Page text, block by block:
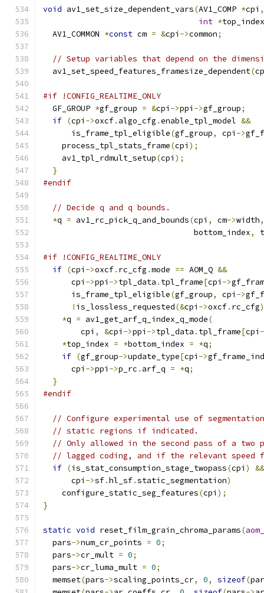
void av1_set_size_dependent_vars(AV1_COMP *cpi ,
int *top_index
  AV1_COMMON
*const cm = &cpi ->common;
// Setup variables that depend on the
  av1_set_speed_features_framesize_dependent
(
#if !CONFIG_REALTIME_ONLY
  GF_GROUP
*gf_group = &cpi ->ppi ->gf_group;
if (cpi ->oxcf. algo_cfg .enable_tpl_model &&
      is_frame_tpl_eligible
(gf_group, cpi ->
    process_tpl_stats_frame
(cpi );
    av1_tpl_rdmult_setup
(cpi );
}
#endif
// Decide q and q bounds.
*q = av1_rc_pick_q_and_bounds(cpi , cm->width,
                                bottom_index
,
#if !CONFIG_REALTIME_ONLY
if (cpi ->oxcf. rc_cfg .mode == AOM_Q &&
      cpi
->ppi ->tpl_data . tpl_frame[cpi ->
      is_frame_tpl_eligible
(gf_group, cpi ->
! is_lossless_requested(&cpi ->oxcf. rc_cfg)
*q = av1_get_arf_q_index_q_mode(
        cpi
, &cpi ->ppi ->tpl_data . tpl_frame[cpi
*top_index = *bottom_index = *q;
if (gf_group->update_type[cpi ->
      cpi
->ppi ->p_rc . arf_q = *q;
}
#endif
// Configure experimental use of
// static regions if indicated.
// Only allowed in the second pass of a two
// lagged coding, and if the relevant
if (is_stat_consumption_stage_twopass(cpi )
&&
      cpi
->sf.hl_sf.static_segmentation)
    configure_static_seg_features
(cpi );
}
static void reset_film_grain_chroma_params(
  pars
->num_cr_points = 0;
  pars
->cr_mult = 0;
  pars
->cr_luma_mult = 0;
  memset
(pars->scaling_points_cr, 0, sizeof(